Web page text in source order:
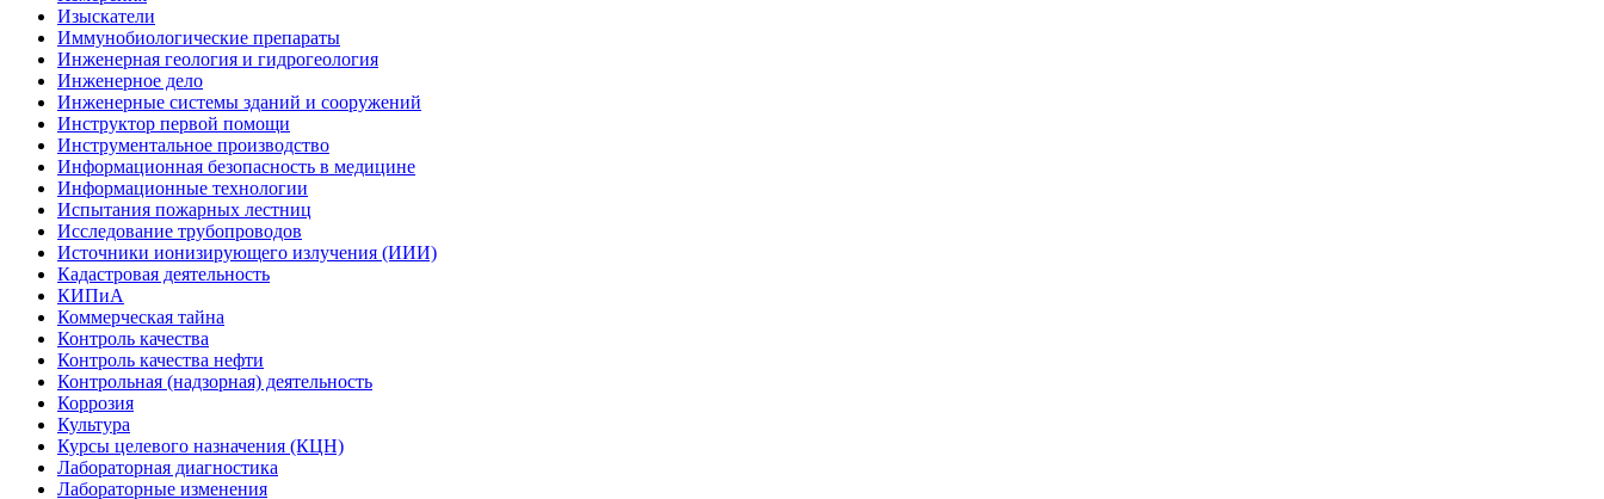
Изыскатели
Иммунобиологические препараты
Инженерная геология и гидрогеология
Инженерное дело
Инженерные системы зданий и сооружений
Инструктор первой помощи
Инструментальное производство
Информационная безопасность в медицине
Информационные технологии
Испытания пожарных лестниц
Исследование трубопроводов
Источники ионизирующего излучения (ИИИ)
Кадастровая деятельность
КИПиА
Коммерческая тайна
Контроль качества
Контроль качества нефти
Контрольная (надзорная) деятельность
Коррозия
Культура
Курсы целевого назначения (КЦН)
Лабораторная диагностика
Лабораторные изменения